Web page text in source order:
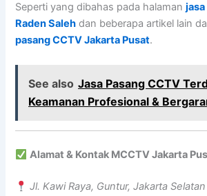
Seperti yang dibahas pada halaman
Raden Saleh dan beberapa artikel lain
pasang CCTV Jakarta Pusat.
See also Jasa Pasang CCTV
Keamanan Profesional &
Alamat & Kontak MCCTV Jakarta
Jl. Kawi Raya, Guntur, Jakarta